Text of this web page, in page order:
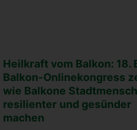
Heil­kraft vom Bal­kon: 18.
Bal­­kon-Online­­kon­­­gress
wie Bal­ko­ne
resi­li­en­ter und gesün­der
machen